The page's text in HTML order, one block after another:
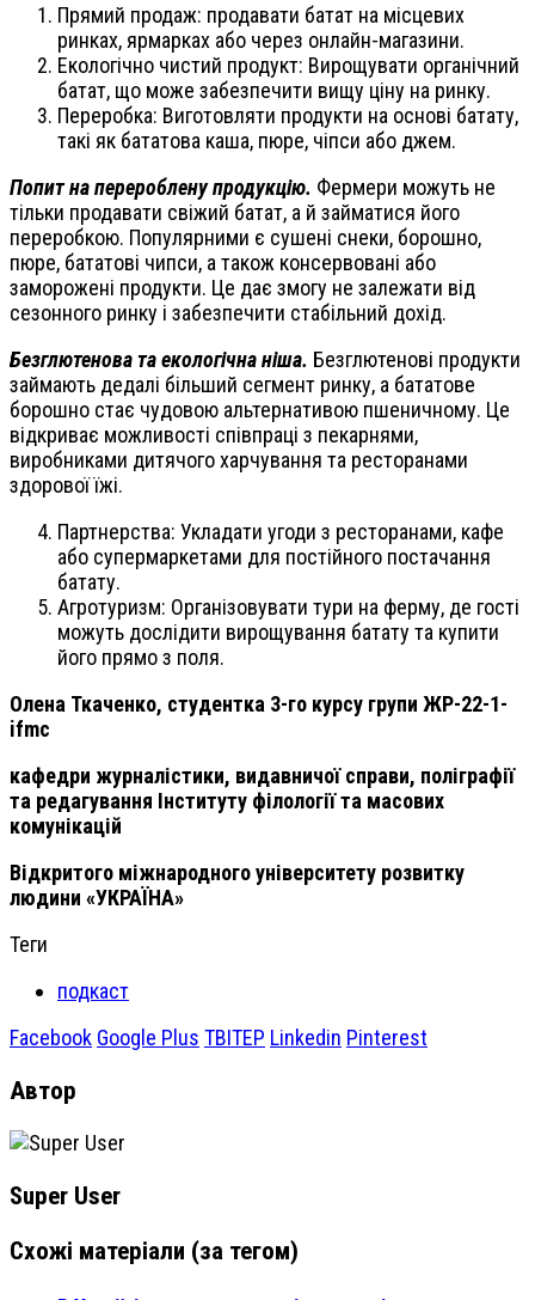
Прямий продаж: продавати батат на місцевих
ринках, ярмарках або через онлайн-магазини.
Екологічно чистий продукт: Вирощувати органічний
батат, що може забезпечити вищу ціну на ринку.
Переробка: Виготовляти продукти на основі батату,
такі як бататова каша, пюре, чіпси або джем.
Попит на перероблену продукцію. Фермери можуть не
тільки продавати свіжий батат, а й займатися його
переробкою. Популярними є сушені снеки, борошно,
пюре, бататові чипси, а також консервовані або
заморожені продукти. Це дає змогу не залежати від
сезонного ринку і забезпечити стабільний дохід.
Безглютенова та екологічна ніша. Безглютенові продукти
займають дедалі більший сегмент ринку, а бататове
борошно стає чудовою альтернативою пшеничному. Це
відкриває можливості співпраці з пекарнями,
виробниками дитячого харчування та ресторанами
здорової їжі.
Партнерства: Укладати угоди з ресторанами, кафе
або супермаркетами для постійного постачання
батату.
Агротуризм: Організовувати тури на ферму, де гості
можуть дослідити вирощування батату та купити
його прямо з поля.
Олена Ткаченко, студентка 3-го курсу групи ЖР-22-1-
ifmc
кафедри журналістики, видавничої справи, поліграфії
та редагування Інституту філології та масових
комунікацій
Відкритого міжнародного університету розвитку
людини «УКРАЇНА»
Теги
подкаст
Facebook Google Plus ТВІТЕР Linkedin Pinterest
Автор
Super User
Схожі матеріали (за тегом)